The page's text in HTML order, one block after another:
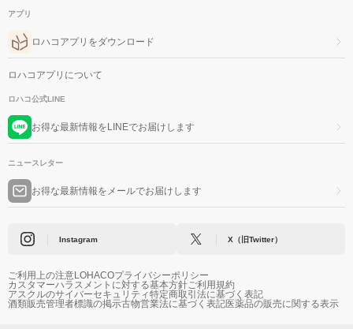
アプリ
ロハコアプリをダウンロード
ロハコアプリについて
ロハコ公式LINE
お得な最新情報をLINEでお届けします
ニュースレター
お得な最新情報をメールでお届けします
Instagram X（旧Twitter）
ご利用上の注意LOHACOプライバシーポリシー
カスタマーハラスメントに対する基本方針ご利用規約
アスクルのサイバーセキュリティ特定商取引法に基づく表記
酒類販売管理者標識の掲示古物営業法に基づく表記医薬品の販売に関する表示